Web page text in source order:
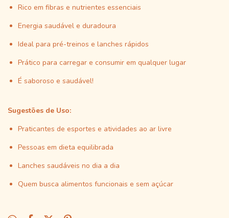
Rico em fibras e nutrientes essenciais
Energia saudável e duradoura
Ideal para pré-treinos e lanches rápidos
Prático para carregar e consumir em qualquer lugar
É saboroso e saudável!
Sugestões de Uso:
Praticantes de esportes e atividades ao ar livre
Pessoas em dieta equilibrada
Lanches saudáveis no dia a dia
Quem busca alimentos funcionais e sem açúcar